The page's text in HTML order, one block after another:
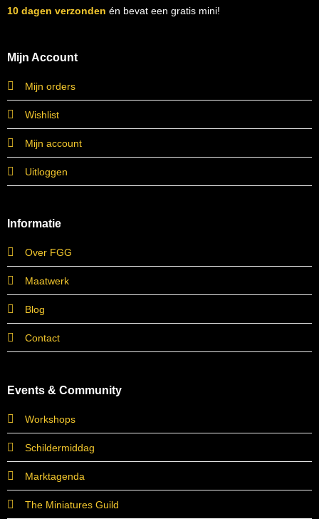
10 dagen verzonden én bevat een gratis mini!
Mijn Account
Mijn orders
Wishlist
Mijn account
Uitloggen
Informatie
Over FGG
Maatwerk
Blog
Contact
Events & Community
Workshops
Schildermiddag
Marktagenda
The Miniatures Guild